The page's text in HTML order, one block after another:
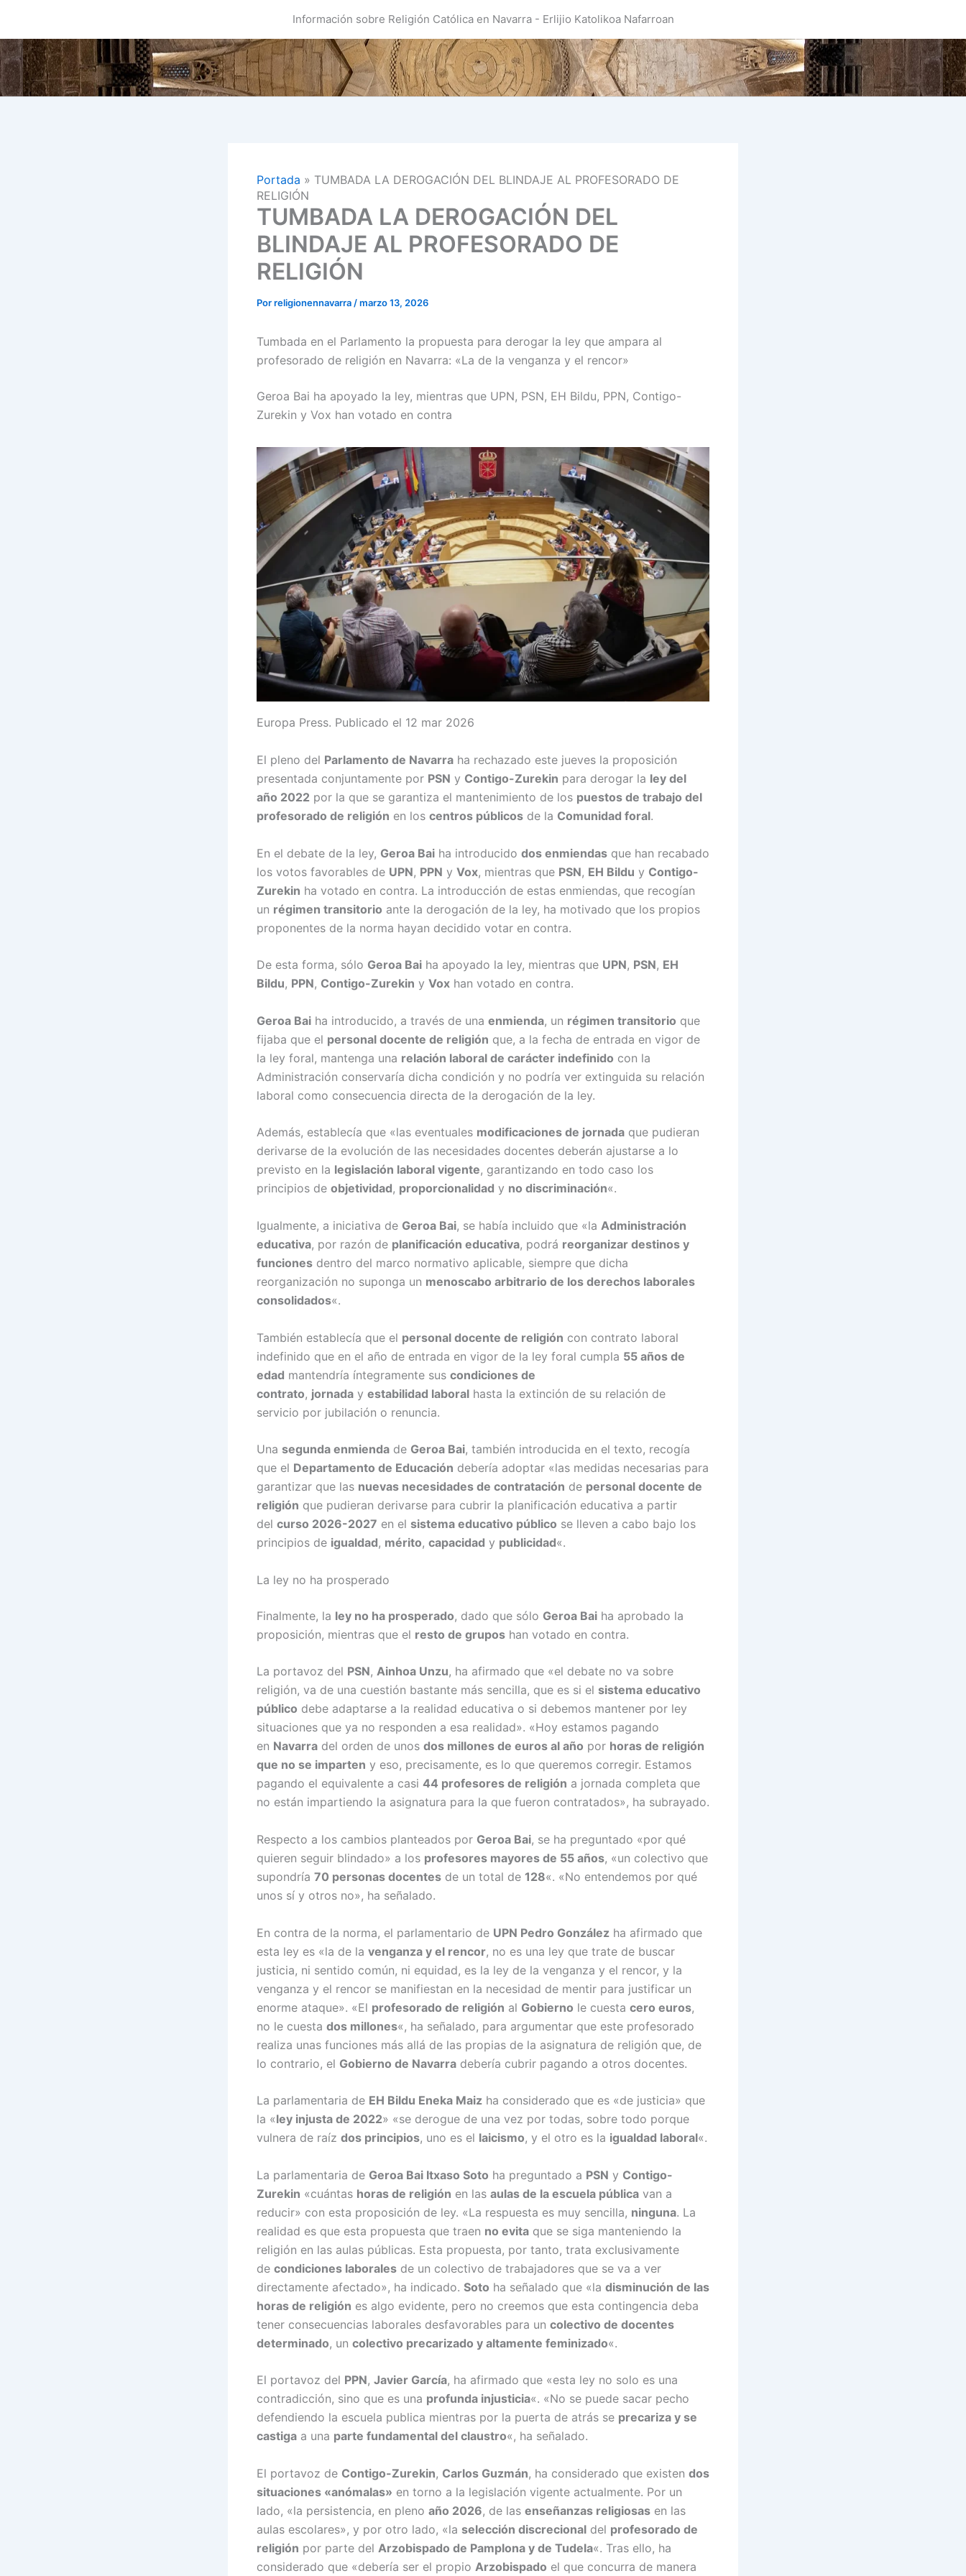
contenido
Información sobre Religión Católica en Navarra - Erlijio Katolikoa Nafarroan
Portada » TUMBADA LA DEROGACIÓN DEL BLINDAJE AL PROFESORADO DE
RELIGIÓN
TUMBADA LA DEROGACIÓN DEL
BLINDAJE AL PROFESORADO DE
RELIGIÓN
Porreligionennavarra /marzo 13, 2026
Tumbada en el Parlamento la propuesta para derogar la ley que ampara al
profesorado de religión en Navarra: «La de la venganza y el rencor»
Geroa Bai ha apoyado la ley, mientras que UPN, PSN, EH Bildu, PPN, Contigo-
Zurekin y Vox han votado en contra
Europa Press. Publicado el 12 mar 2026
El pleno del Parlamento de Navarra ha rechazado este jueves la proposición
presentada conjuntamente por PSN y Contigo-Zurekin para derogar la ley del
año 2022 por la que se garantiza el mantenimiento de los puestos de trabajo del
profesorado de religión en los centros públicos de la Comunidad foral.
En el debate de la ley, Geroa Bai ha introducido dos enmiendas que han recabado
los votos favorables de UPN, PPN y Vox, mientras que PSN, EH Bildu y Contigo-
Zurekin ha votado en contra. La introducción de estas enmiendas, que recogían
un régimen transitorio ante la derogación de la ley, ha motivado que los propios
proponentes de la norma hayan decidido votar en contra.
De esta forma, sólo Geroa Bai ha apoyado la ley, mientras que UPN, PSN, EH
Bildu, PPN, Contigo-Zurekin y Vox han votado en contra.
Geroa Bai ha introducido, a través de una enmienda, un régimen transitorio que
fijaba que el personal docente de religión que, a la fecha de entrada en vigor de
la ley foral, mantenga una relación laboral de carácter indefinido con la
Administración conservaría dicha condición y no podría ver extinguida su relación
laboral como consecuencia directa de la derogación de la ley.
Además, establecía que «las eventuales modificaciones de jornada que pudieran
derivarse de la evolución de las necesidades docentes deberán ajustarse a lo
previsto en la legislación laboral vigente, garantizando en todo caso los
principios de objetividad, proporcionalidad y no discriminación«.
Igualmente, a iniciativa de Geroa Bai, se había incluido que «la Administración
educativa, por razón de planificación educativa, podrá reorganizar destinos y
funciones dentro del marco normativo aplicable, siempre que dicha
reorganización no suponga un menoscabo arbitrario de los derechos laborales
consolidados«.
También establecía que el personal docente de religión con contrato laboral
indefinido que en el año de entrada en vigor de la ley foral cumpla 55 años de
edad mantendría íntegramente sus condiciones de
contrato, jornada y estabilidad laboral hasta la extinción de su relación de
servicio por jubilación o renuncia.
Una segunda enmienda de Geroa Bai, también introducida en el texto, recogía
que el Departamento de Educación debería adoptar «las medidas necesarias para
garantizar que las nuevas necesidades de contratación de personal docente de
religión que pudieran derivarse para cubrir la planificación educativa a partir
del curso 2026-2027 en el sistema educativo público se lleven a cabo bajo los
principios de igualdad, mérito, capacidad y publicidad«.
La ley no ha prosperado
Finalmente, la ley no ha prosperado, dado que sólo Geroa Bai ha aprobado la
proposición, mientras que el resto de grupos han votado en contra.
La portavoz del PSN, Ainhoa Unzu, ha afirmado que «el debate no va sobre
religión, va de una cuestión bastante más sencilla, que es si el sistema educativo
público debe adaptarse a la realidad educativa o si debemos mantener por ley
situaciones que ya no responden a esa realidad». «Hoy estamos pagando
en Navarra del orden de unos dos millones de euros al año por horas de religión
que no se imparten y eso, precisamente, es lo que queremos corregir. Estamos
pagando el equivalente a casi 44 profesores de religión a jornada completa que
no están impartiendo la asignatura para la que fueron contratados», ha subrayado.
Respecto a los cambios planteados por Geroa Bai, se ha preguntado «por qué
quieren seguir blindado» a los profesores mayores de 55 años, «un colectivo que
supondría 70 personas docentes de un total de 128«. «No entendemos por qué
unos sí y otros no», ha señalado.
En contra de la norma, el parlamentario de UPN Pedro González ha afirmado que
esta ley es «la de la venganza y el rencor, no es una ley que trate de buscar
justicia, ni sentido común, ni equidad, es la ley de la venganza y el rencor, y la
venganza y el rencor se manifiestan en la necesidad de mentir para justificar un
enorme ataque». «El profesorado de religión al Gobierno le cuesta cero euros,
no le cuesta dos millones«, ha señalado, para argumentar que este profesorado
realiza unas funciones más allá de las propias de la asignatura de religión que, de
lo contrario, el Gobierno de Navarra debería cubrir pagando a otros docentes.
La parlamentaria de EH Bildu Eneka Maiz ha considerado que es «de justicia» que
la «ley injusta de 2022» «se derogue de una vez por todas, sobre todo porque
vulnera de raíz dos principios, uno es el laicismo, y el otro es la igualdad laboral«.
La parlamentaria de Geroa Bai Itxaso Soto ha preguntado a PSN y Contigo-
Zurekin «cuántas horas de religión en las aulas de la escuela pública van a
reducir» con esta proposición de ley. «La respuesta es muy sencilla, ninguna. La
realidad es que esta propuesta que traen no evita que se siga manteniendo la
religión en las aulas públicas. Esta propuesta, por tanto, trata exclusivamente
de condiciones laborales de un colectivo de trabajadores que se va a ver
directamente afectado», ha indicado. Soto ha señalado que «la disminución de las
horas de religión es algo evidente, pero no creemos que esta contingencia deba
tener consecuencias laborales desfavorables para un colectivo de docentes
determinado, un colectivo precarizado y altamente feminizado«.
El portavoz del PPN, Javier García, ha afirmado que «esta ley no solo es una
contradicción, sino que es una profunda injusticia«. «No se puede sacar pecho
defendiendo la escuela publica mientras por la puerta de atrás se precariza y se
castiga a una parte fundamental del claustro«, ha señalado.
El portavoz de Contigo-Zurekin, Carlos Guzmán, ha considerado que existen dos
situaciones «anómalas» en torno a la legislación vigente actualmente. Por un
lado, «la persistencia, en pleno año 2026, de las enseñanzas religiosas en las
aulas escolares», y por otro lado, «la selección discrecional del profesorado de
religión por parte del Arzobispado de Pamplona y de Tudela«. Tras ello, ha
considerado que «debería ser el propio Arzobispado el que concurra de manera